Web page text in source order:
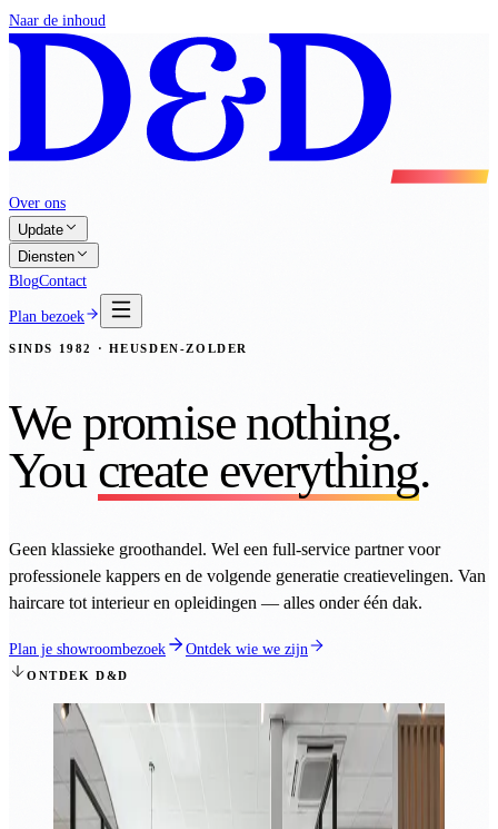
Naar de inhoud
Over ons
Update
Diensten
BlogContact
Plan bezoek
SINDS 1982 · HEUSDEN-ZOLDER
We promise nothing.
You create everything.
Geen klassieke groothandel. Wel een full-service partner voor
professionele kappers en de volgende generatie creatievelingen. Van
haircare tot interieur en opleidingen — alles onder één dak.
Plan je showroombezoek Ontdek wie we zijn
ONTDEK D&D
DÉ PARTNER VOOR KAPPERS
Vakmanschap dat je
alleen in de praktijk
oppikt.